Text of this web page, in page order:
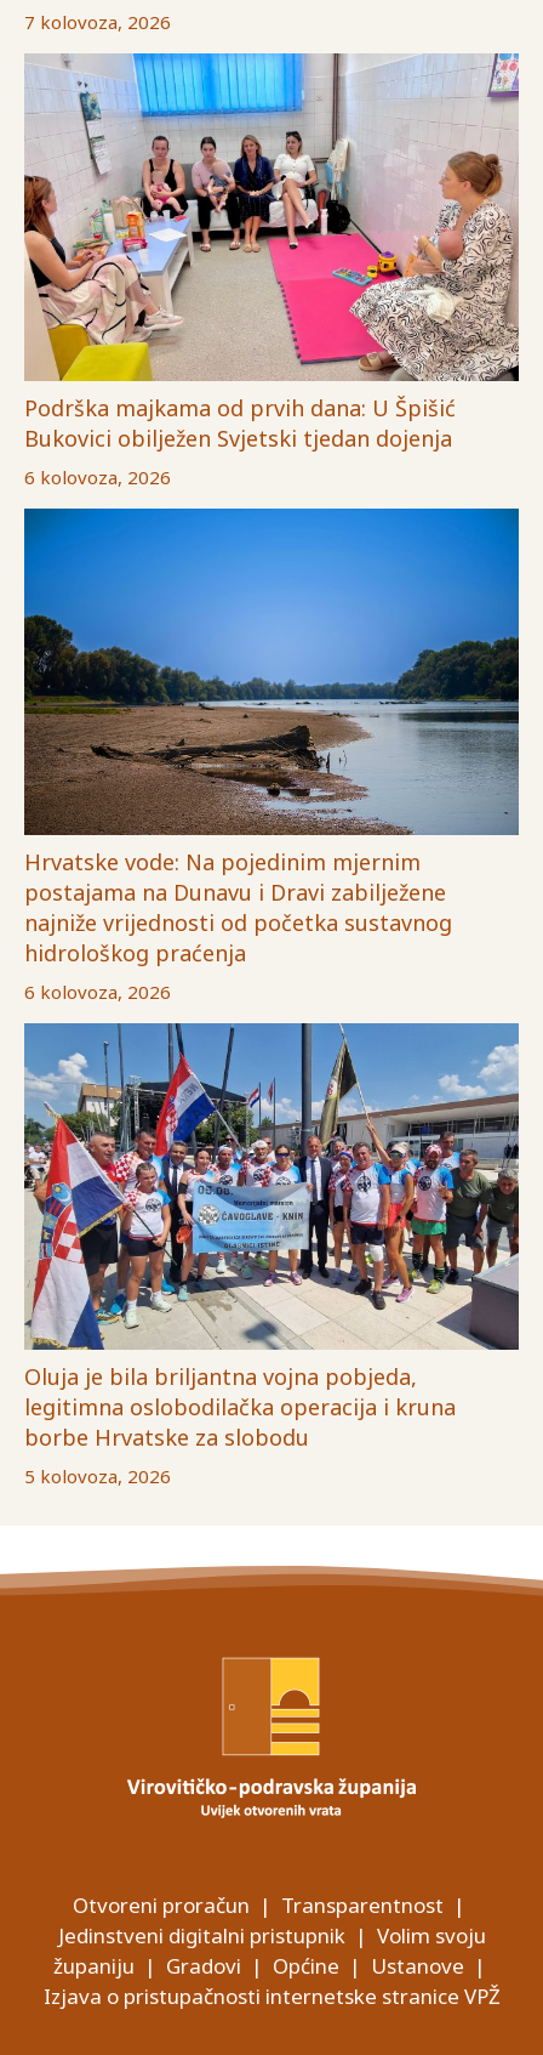
7 kolovoza, 2026
Podrška majkama od prvih dana: U Špišić
Bukovici obilježen Svjetski tjedan dojenja
6 kolovoza, 2026
Hrvatske vode: Na pojedinim mjernim
postajama na Dunavu i Dravi zabilježene
najniže vrijednosti od početka sustavnog
hidrološkog praćenja
6 kolovoza, 2026
Oluja je bila briljantna vojna pobjeda,
legitimna oslobodilačka operacija i kruna
borbe Hrvatske za slobodu
5 kolovoza, 2026
Otvoreni proračun | Transparentnost |
Jedinstveni digitalni pristupnik| Volim svoju
županiju | Gradovi | Općine | Ustanove |
Izjava o pristupačnosti internetske stranice VPŽ